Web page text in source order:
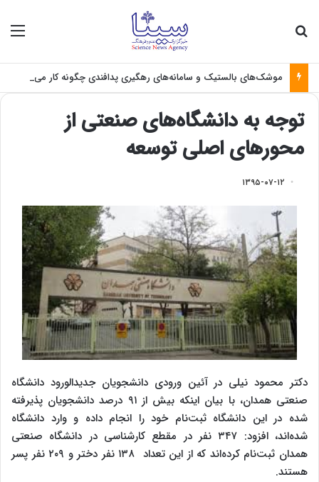
موشک‌های بالستیک و سامانه‌های رهگیری پدافندی چگونه کار می کنند؟
توجه به دانشگاه‌های صنعتی از
محورهای اصلی توسعه
۱۳۹۵-۰۷-۱۲
دکتر محمود نیلی در آئین ورودی دانشجویان جدیدالورود دانشگاه
صنعتی همدان، با بیان اینکه بیش از ۹۱ درصد دانشجویان پذیرفته
شده در این دانشگاه ثبت‌نام خود را انجام داده و وارد دانشگاه
شده‌اند، افزود: ۳۴۷ نفر در مقطع کارشناسی در دانشگاه صنعتی
همدان ثبت‌نام کرده‌اند که از این تعداد ۱۳۸ نفر دختر و ۲۰۹ نفر پسر
هستند.